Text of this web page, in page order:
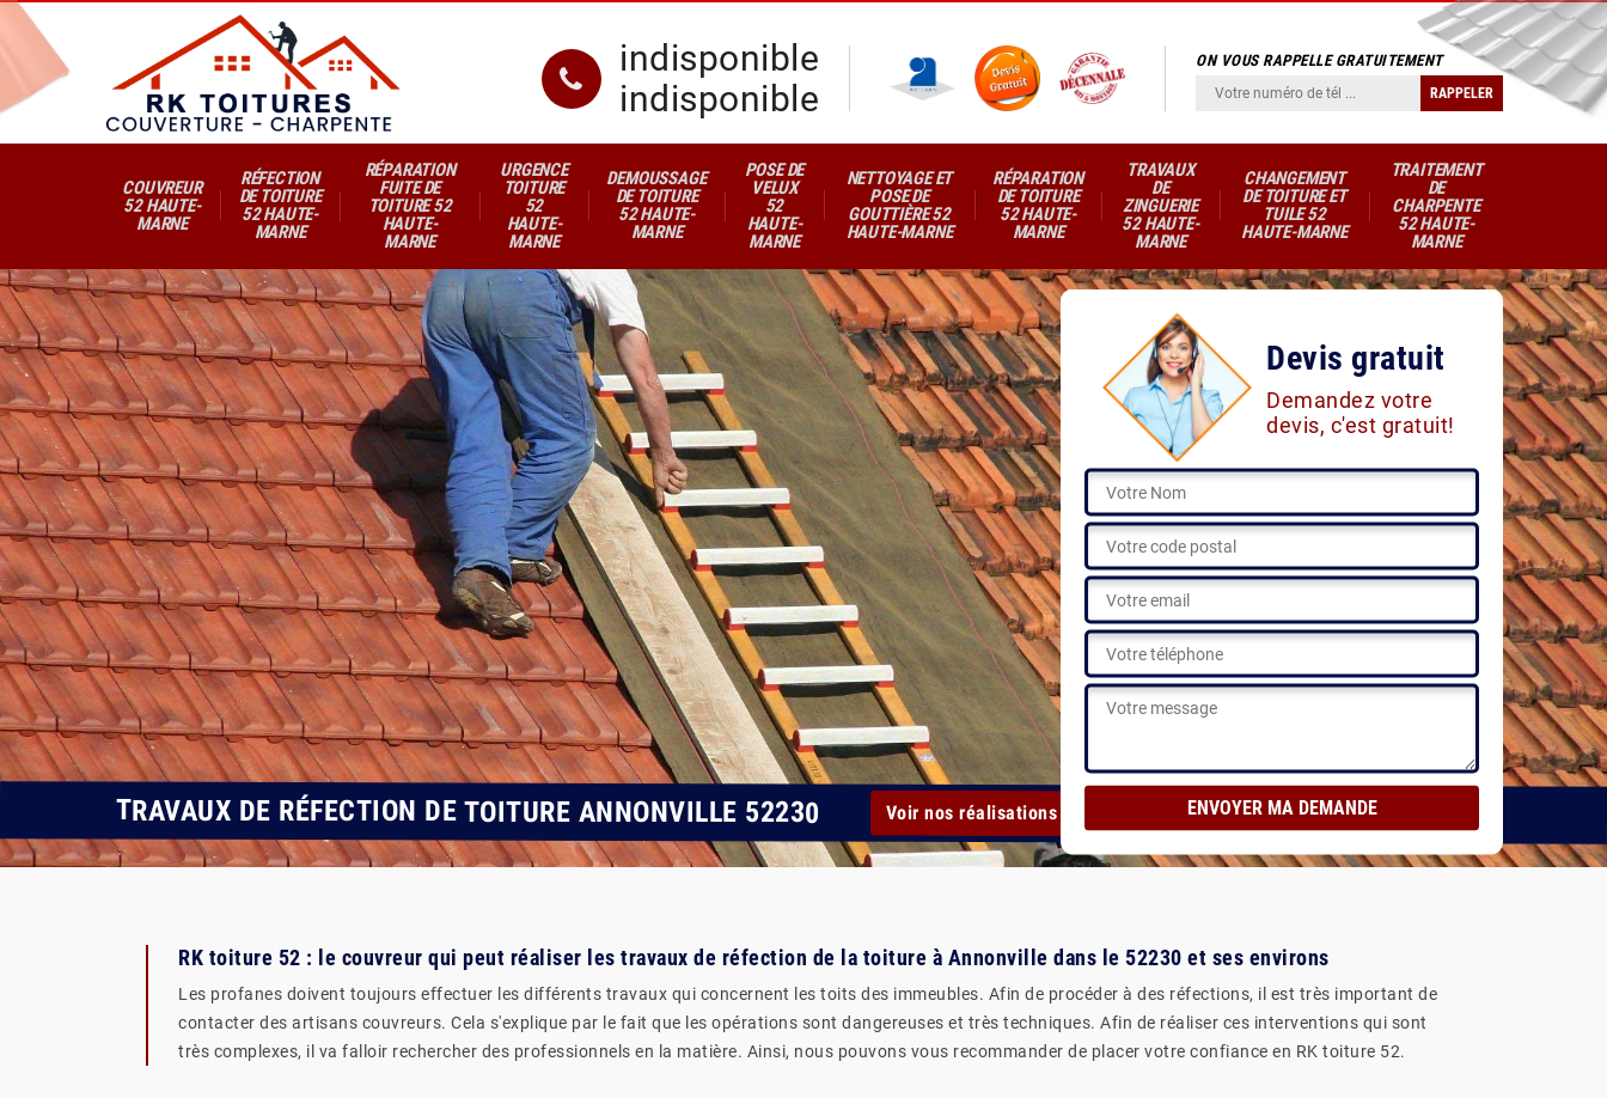
indisponible
indisponible
ON VOUS RAPPELLE GRATUITEMENT
COUVREUR
52 HAUTE-
MARNE
RÉFECTION
DE TOITURE
52 HAUTE-
MARNE
RÉPARATION
FUITE DE
TOITURE 52
HAUTE-
MARNE
URGENCE
TOITURE
52
HAUTE-
MARNE
DEMOUSSAGE
DE TOITURE
52 HAUTE-
MARNE
POSE DE
VELUX
52
HAUTE-
MARNE
NETTOYAGE ET
POSE DE
GOUTTIÈRE 52
HAUTE-MARNE
RÉPARATION
DE TOITURE
52 HAUTE-
MARNE
TRAVAUX
DE
ZINGUERIE
52 HAUTE-
MARNE
CHANGEMENT
DE TOITURE ET
TUILE 52
HAUTE-MARNE
TRAITEMENT
DE
CHARPENTE
52 HAUTE-
MARNE
Devis gratuit
Demandez votre
devis, c'est gratuit!
TRAVAUX DE RÉFECTION DE TOITURE ANNONVILLE 52230 Voir nos réalisations
RK toiture 52 : le couvreur qui peut réaliser les travaux de réfection de la toiture à Annonville dans le 52230 et ses environs
Les profanes doivent toujours effectuer les différents travaux qui concernent les toits des immeubles. Afin de procéder à des réfections, il est très important de
contacter des artisans couvreurs. Cela s'explique par le fait que les opérations sont dangereuses et très techniques. Afin de réaliser ces interventions qui sont
très complexes, il va falloir rechercher des professionnels en la matière. Ainsi, nous pouvons vous recommander de placer votre confiance en RK toiture 52.